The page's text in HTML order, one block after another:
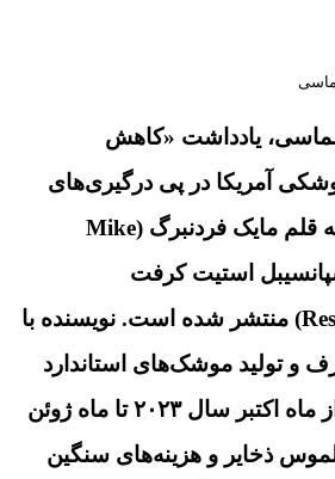
یادداشت «کاهش
آمریکا در پی درگیری‌های
حوثی‌ها و اسرائیل» به قلم مایک فردنبرگ (Mike
استیت کرفت
(Responsible Statecraft) منتشر شده است. نویسنده با
و تولید موشک‌های استاندارد
نیروی دریایی آمریکا از ماه اکتبر سال ۲۰۲۳ تا ماه ژوئن
ملموس ذخایر و هزینه‌های سنگین